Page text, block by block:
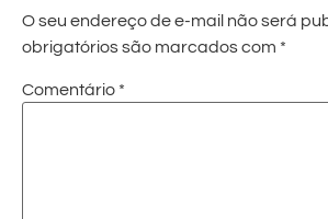
O seu endereço de e-mail não será
obrigatórios são marcados com *
Comentário *